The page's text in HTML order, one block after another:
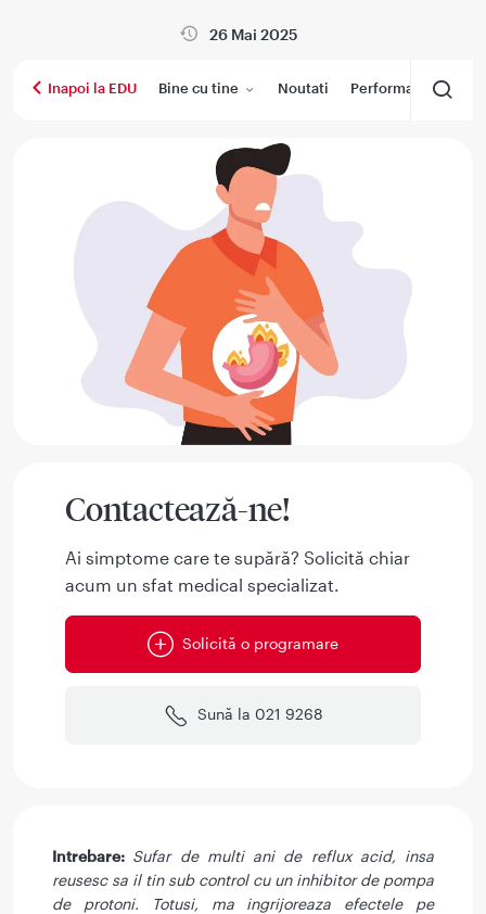
26 Mai 2025
Inapoi la EDU Bine cu tine Noutati Performanta
Contactează-ne!
Ai simptome care te supără? Solicită chiar
acum un sfat medical specializat.
Solicită o programare
Sună la 021 9268
Intrebare: Sufar de multi ani de reflux acid, insa
reusesc sa il tin sub control cu un inhibitor de pompa
de protoni. Totusi, ma ingrijoreaza efectele pe